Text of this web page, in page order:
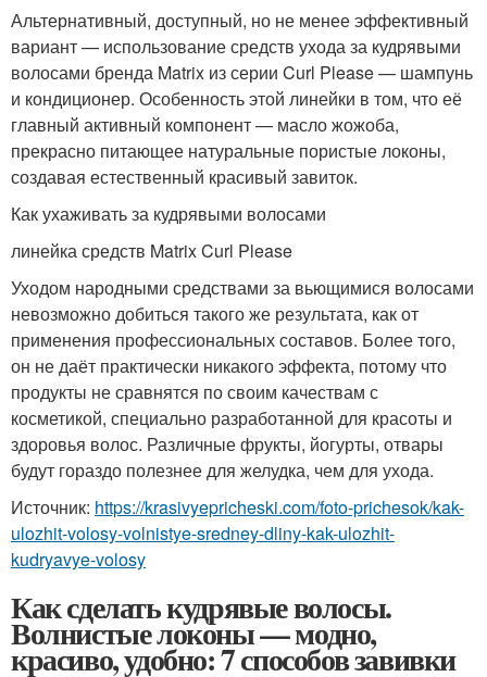
Альтернативный, доступный, но не менее эффективный
вариант — использование средств ухода за кудрявыми
волосами бренда Matrix из серии Curl Please — шампунь
и кондиционер. Особенность этой линейки в том, что её
главный активный компонент — масло жожоба,
прекрасно питающее натуральные пористые локоны,
создавая естественный красивый завиток.
Как ухаживать за кудрявыми волосами
линейка средств Matrix Curl Please
Уходом народными средствами за вьющимися волосами
невозможно добиться такого же результата, как от
применения профессиональных составов. Более того,
он не даёт практически никакого эффекта, потому что
продукты не сравнятся по своим качествам с
косметикой, специально разработанной для красоты и
здоровья волос. Различные фрукты, йогурты, отвары
будут гораздо полезнее для желудка, чем для ухода.
Источник: https://krasivyepricheski.com/foto-prichesok/kak-
ulozhit-volosy-volnistye-sredney-dliny-kak-ulozhit-
kudryavye-volosy
Как сделать кудрявые волосы.
Волнистые локоны — модно,
красиво, удобно: 7 способов завивки